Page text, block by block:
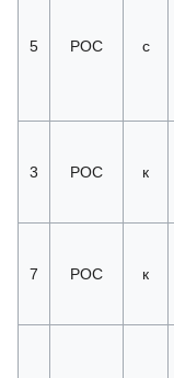
5 РОС с
3 РОС к
7 РОС к